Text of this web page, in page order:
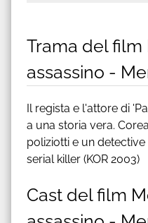
Trama del
assassino -
Il regista e l'attore di
a una storia vera.
poliziotti e un
serial killer (KOR 2003)
Cast del film